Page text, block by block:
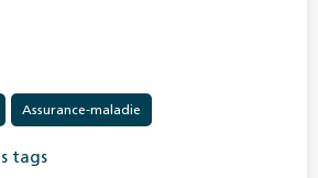
Assurance-maladie
tags